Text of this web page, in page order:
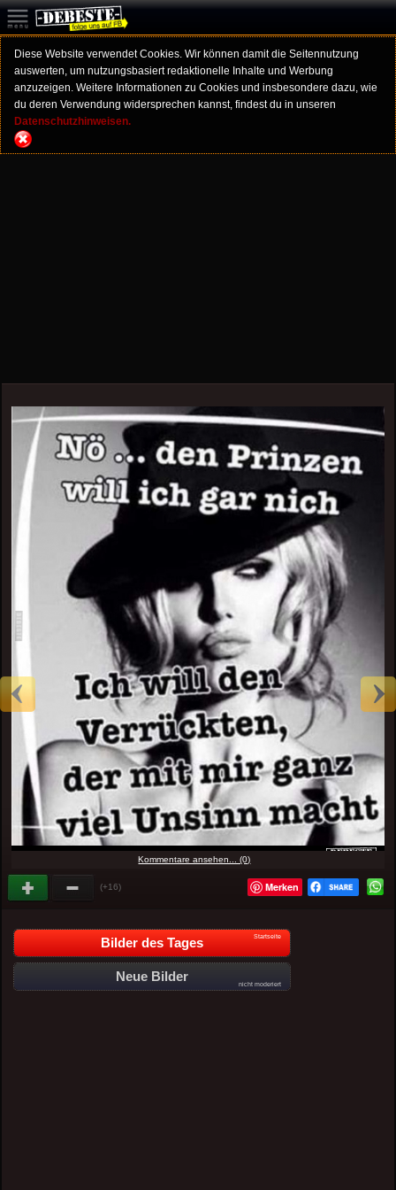
Diese Website verwendet Cookies. Wir können damit die Seitennutzung
auswerten, um nutzungsbasiert redaktionelle Inhalte und Werbung
anzuzeigen. Weitere Informationen zu Cookies und insbesondere dazu, wie
du deren Verwendung widersprechen kannst, findest du in unseren
Datenschutzhinweisen.
Kommentare ansehen... (0)
(+16) Merken
Bilder des Tages Startseite
Neue Bilder
nicht moderiert